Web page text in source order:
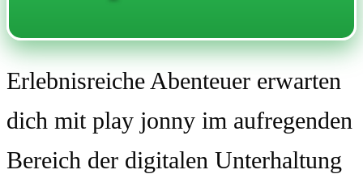
Erlebnisreiche Abenteuer erwarten
dich mit play jonny im aufregenden
Bereich der digitalen Unterhaltung